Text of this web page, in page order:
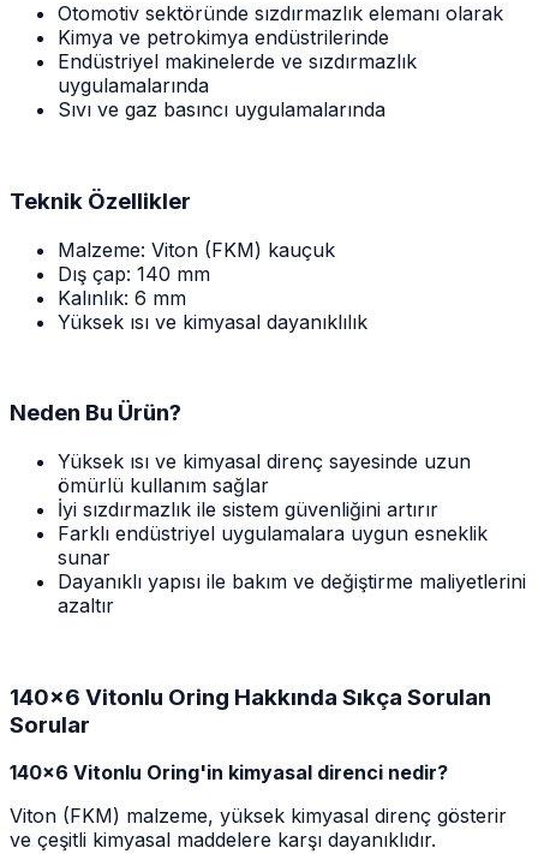
Otomotiv sektöründe sızdırmazlık elemanı olarak
Kimya ve petrokimya endüstrilerinde
Endüstriyel makinelerde ve sızdırmazlık
uygulamalarında
Sıvı ve gaz basıncı uygulamalarında
Teknik Özellikler
Malzeme: Viton (FKM) kauçuk
Dış çap: 140 mm
Kalınlık: 6 mm
Yüksek ısı ve kimyasal dayanıklılık
Neden Bu Ürün?
Yüksek ısı ve kimyasal direnç sayesinde uzun
ömürlü kullanım sağlar
İyi sızdırmazlık ile sistem güvenliğini artırır
Farklı endüstriyel uygulamalara uygun esneklik
sunar
Dayanıklı yapısı ile bakım ve değiştirme maliyetlerini
azaltır
140x6 Vitonlu Oring Hakkında Sıkça Sorulan
Sorular
140x6 Vitonlu Oring'in kimyasal direnci nedir?
Viton (FKM) malzeme, yüksek kimyasal direnç gösterir
ve çeşitli kimyasal maddelere karşı dayanıklıdır.